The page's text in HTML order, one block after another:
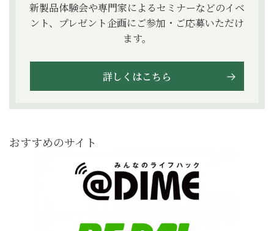
新製品体験会や専門家によるセミナーなどのイベ
ント、プレゼント企画にご参加・ご応募いただけ
ます。
詳しくはこちら
おすすめのサイト